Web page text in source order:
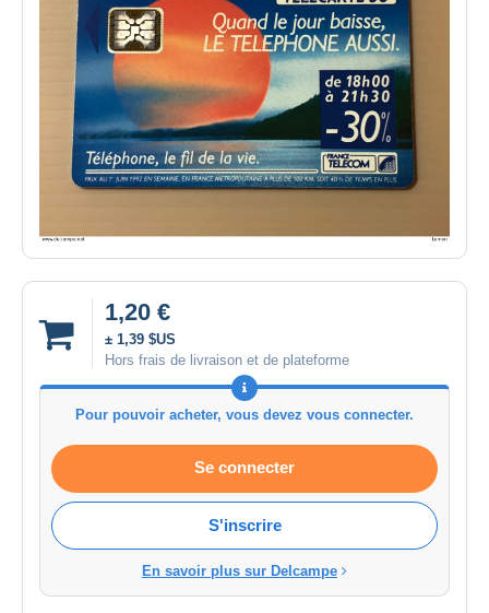
1,20 €
± 1,39 $US
Hors frais de livraison et de plateforme
Pour pouvoir acheter, vous devez vous connecter.
Se connecter
S'inscrire
En savoir plus sur Delcampe